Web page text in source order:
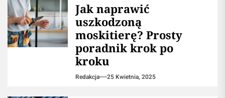
Jak naprawić
uszkodzoną
moskitierę? Prosty
poradnik krok po
kroku
Redakcja 25 Kwietnia, 2025